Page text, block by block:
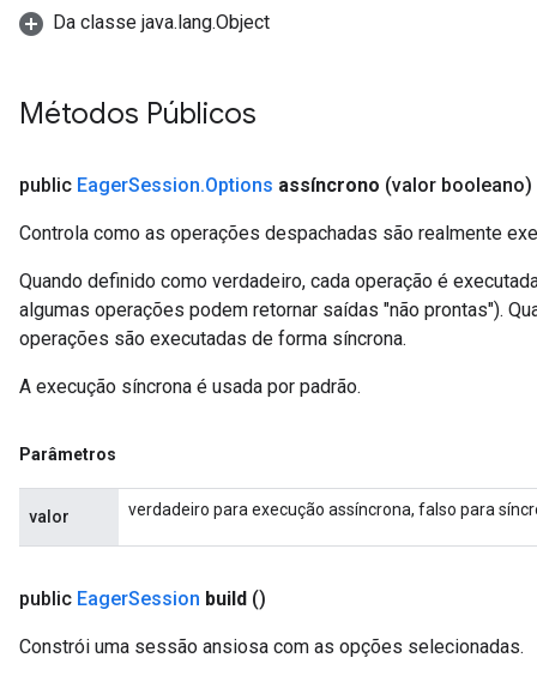
Da classe java.lang.Object
Métodos Públicos
public EagerSession.Options assíncrono (valor booleano)
Controla como as operações despachadas são realmente
Quando definido como verdadeiro, cada operação é
algumas operações podem retornar saídas "não prontas").
operações são executadas de forma síncrona.
A execução síncrona é usada por padrão.
Parâmetros
valor verdadeiro para execução assíncrona, falso para
public EagerSession build ()
Constrói uma sessão ansiosa com as opções selecionadas.